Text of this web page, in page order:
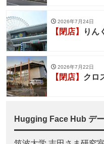
2026年7月24日
【閉店】 りん
2026年7月22日
【閉店】 クロ
Hugging Face Hub デ